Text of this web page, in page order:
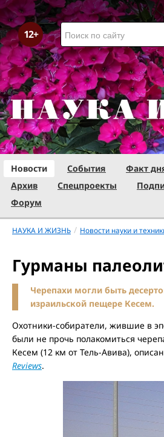
Новости События Факт
Архив
Спецпроекты
Форум
НАУКА И ЖИЗНЬ / Новости науки и
Гурманы
Черепахи могли быть
израильской пещере Кесем.
Охотники-собиратели, жившие в
были не прочь полакомиться
Кесем (12 км от Тель-Авива),
Reviews.